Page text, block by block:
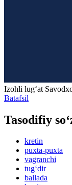
Izohli lugʻat
Batafsil
Tasodifiy
kretin
puxta-puxta
vagranchi
tug‘dir
ballada